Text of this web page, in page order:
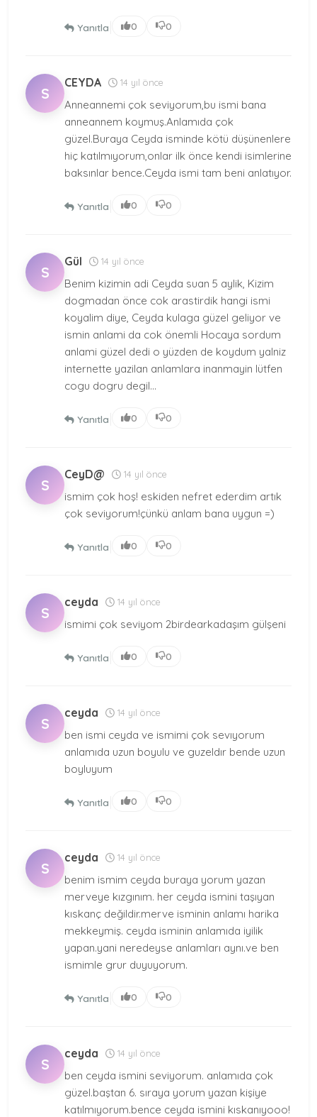
Yanıtla 0 0
S
CEYDA 14 yıl önce
Anneannemi çok seviyorum,bu ismi bana
anneannem koymuş.Anlamıda çok
güzel.Buraya Ceyda isminde kötü düşünenlere
hiç katılmıyorum,onlar ilk önce kendi isimlerine
baksınlar bence.Ceyda ismi tam beni anlatıyor.
Yanıtla 0 0
S
Gül 14 yıl önce
Benim kizimin adi Ceyda suan 5 aylik, Kizim
dogmadan önce cok arastirdik hangi ismi
koyalim diye, Ceyda kulaga güzel geliyor ve
ismin anlami da cok önemli Hocaya sordum
anlami güzel dedi o yüzden de koydum yalniz
internette yazilan anlamlara inanmayin lütfen
cogu dogru degil...
Yanıtla 0 0
S
CeyD@ 14 yıl önce
ismim çok hoş! eskiden nefret ederdim artık
çok seviyorum!çünkü anlam bana uygun =)
Yanıtla 0 0
S
ceyda 14 yıl önce
ismimi çok seviyom 2birdearkadaşım gülşeni
Yanıtla 0 0
S
ceyda 14 yıl önce
ben ismi ceyda ve ismimi çok sevıyorum
anlamıda uzun boyulu ve guzeldır bende uzun
boyluyum
Yanıtla 0 0
S
ceyda 14 yıl önce
benim ismim ceyda buraya yorum yazan
merveye kızgınım. her ceyda ismini taşıyan
kıskanç değildir.merve isminin anlamı harika
mekkeymiş. ceyda isminin anlamıda iyilik
yapan.yani neredeyse anlamları aynı.ve ben
ismimle grur duyuyorum.
Yanıtla 0 0
S
ceyda 14 yıl önce
ben ceyda ismini seviyorum. anlamıda çok
güzel.baştan 6. sıraya yorum yazan kişiye
katılmıyorum.bence ceyda ismini kıskanıyooo!